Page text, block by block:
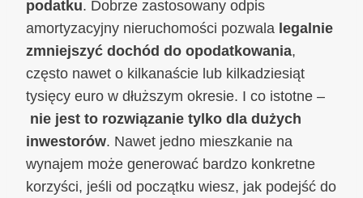
podatku. Dobrze zastosowany odpis
amortyzacyjny nieruchomości pozwala legalnie
zmniejszyć dochód do opodatkowania,
często nawet o kilkanaście lub kilkadziesiąt
tysięcy euro w dłuższym okresie. I co istotne –
nie jest to rozwiązanie tylko dla dużych
inwestorów. Nawet jedno mieszkanie na
wynajem może generować bardzo konkretne
korzyści, jeśli od początku wiesz, jak podejść do